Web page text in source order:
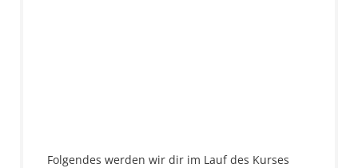
Folgendes werden wir dir im Lauf des Kurses